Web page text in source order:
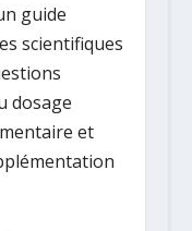
guide
scientifiques
dosage
et